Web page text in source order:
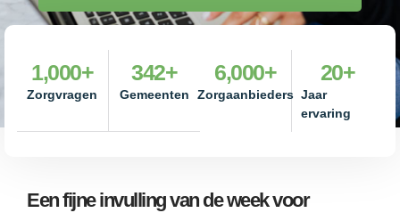
Zorgvragen
1,000+
Gemeenten
342+
Zorgaanbieders
6,000+
Jaar
ervaring
20+
Een fijne invulling van de week voor